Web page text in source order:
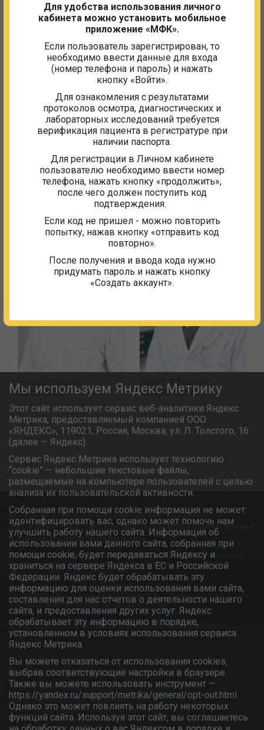
Образование
среднее профессиональное, диплом Х №
568965, Калининское медицинское училище,
город Калинин, 01.07.1971
Сертификаты
1177242656733, сестринское дело, с 13.12.2020
Другие сотрудники
Геннадиевич
Владимирович
© 2026. Федеральное государственное бюджетное
учреждение «Многофункциональный комплекс Министерства
финансов Российской Федерации»
Информационный ресурс является объектом интеллектуальной
собственности ФГБУ «МФК Минфина России» и охраняется
законом.
Любое использование информации без ссылки на
Правообладателя запрещено и влечёт за собой ответственность
согласно действующему законодательству.
Министерство финансов Российской Федерации
Официальный сайт ФГБУ «МФК Минфина России»
«Медицинский центр»
Многофункциональный комплекс
Санаторий «Южный»
Центр дошкольного образования детей
Учебно-оздоровительный центр «Икша»
Мы используем Яндекс Метрику
Этот сайт использует сервис веб-аналитики Яндекс
Метрика, предоставляемый компанией ООО
«ЯНДЕКС», 119021, Россия, Москва, ул. Л. Толстого, 16
(далее — Яндекс).
Сервис Яндекс Метрика использует технологию
“cookie” — небольшие текстовые файлы,
размещаемые на компьютере пользователей с целью
анализа их пользовательской активности.
Собранная при помощи cookie информация не может
идентифицировать вас, однако может помочь нам
улучшить работу нашего сайта. Информация об
использовании вами данного сайта, собранная при
помощи cookie, будет передаваться Яндексу и
храниться на сервере Яндекса в ЕС и Российской
Федерации. Яндекс будет обрабатывать эту
информацию для оценки использования вами сайта,
составления для нас отчетов о деятельности нашего
сайта, и предоставления других услуг. Яндекс
обрабатывает эту информацию в порядке,
установленном в условиях использования сервиса
Яндекс Метрика.
Вы можете отказаться от использования cookies,
выбрав соответствующие настройки в браузере.
Также вы можете использовать инструмент —
https://yandex.ru/support/metrika/general/opt-out.html
Однако это может повлиять на работу некоторых
функций сайта. Используя этот сайт, вы соглашаетесь
Для удобства использования личного
кабинета можно установить мобильное
приложение «МФК».
Если пользователь зарегистрирован, то
необходимо ввести данные для входа
(номер телефона и пароль) и нажать
кнопку «Войти».
Для ознакомления с результатами
протоколов осмотра, диагностических и
лабораторных исследований требуется
верификация пациента в регистратуре при
наличии паспорта.
Для регистрации в Личном кабинете
пользователю необходимо ввести номер
телефона, нажать кнопку «продолжить»,
после чего должен поступить код
подтверждения.
Если код не пришел - можно повторить
попытку, нажав кнопку «отправить код
повторно».
После получения и ввода кода нужно
придумать пароль и нажать кнопку
«Создать аккаунт».